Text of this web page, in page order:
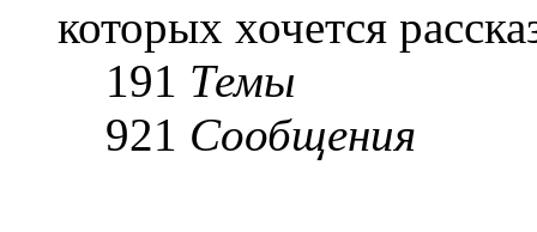
которых хочется
191 Темы
921 Сообщения